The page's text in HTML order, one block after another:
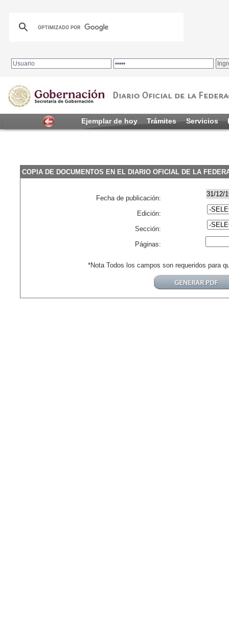
Ejemplar de hoy Trámites Servicios
COPIA DE DOCUMENTOS EN EL DIARIO OFICIAL DE LA
Fecha de publicación:
Edición:
Sección:
Páginas:
*Nota Todos los campos son requeridos para